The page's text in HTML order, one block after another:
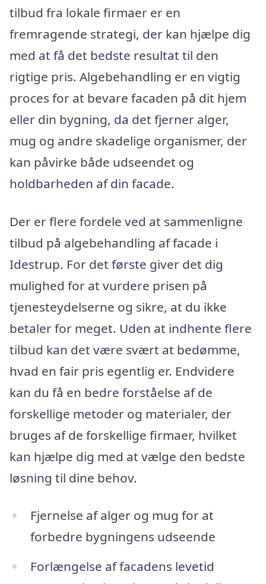
tilbud fra lokale firmaer er en
fremragende strategi, der kan hjælpe dig
med at få det bedste resultat til den
rigtige pris. Algebehandling er en vigtig
proces for at bevare facaden på dit hjem
eller din bygning, da det fjerner alger,
mug og andre skadelige organismer, der
kan påvirke både udseendet og
holdbarheden af din facade.
Der er flere fordele ved at sammenligne
tilbud på algebehandling af facade i
Idestrup. For det første giver det dig
mulighed for at vurdere prisen på
tjenesteydelserne og sikre, at du ikke
betaler for meget. Uden at indhente flere
tilbud kan det være svært at bedømme,
hvad en fair pris egentlig er. Endvidere
kan du få en bedre forståelse af de
forskellige metoder og materialer, der
bruges af de forskellige firmaer, hvilket
kan hjælpe dig med at vælge den bedste
løsning til dine behov.
Fjernelse af alger og mug for at
forbedre bygningens udseende
Forlængelse af facadens levetid